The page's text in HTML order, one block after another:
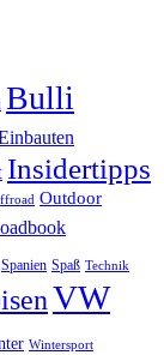
Bulli
Insidertipps
Outdoor
Spanien Spaß Technik
VW
Wintersport